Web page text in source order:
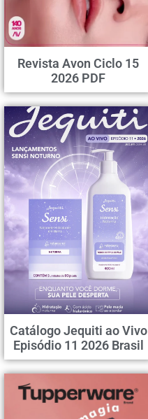
Revista Avon Ciclo 15
2026 PDF
Catálogo Jequiti ao Vivo
Episódio 11 2026 Brasil